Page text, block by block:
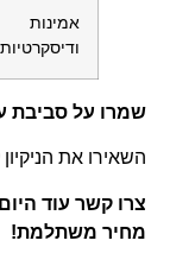
אמינות
ודיסקרטיות
שמרו על סביבת
השאירו את
צרו קשר עוד
מחיר משתלמת!